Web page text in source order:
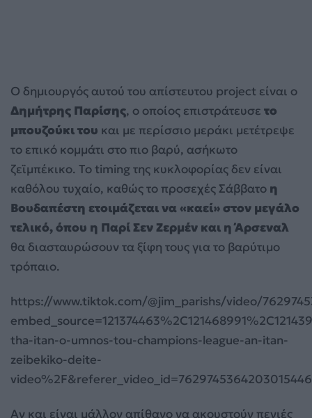
Ο δημιουργός αυτού του απίστευτου project είναι ο
Δημήτρης Παρίσης, ο οποίος επιστράτευσε το
μπουζούκι του και με περίσσιο μεράκι μετέτρεψε
το επικό κομμάτι στο πιο βαρύ, ασήκωτο
ζεϊμπέκικο. Το timing της κυκλοφορίας δεν είναι
καθόλου τυχαίο, καθώς το προσεχές Σάββατο η
Βουδαπέστη ετοιμάζεται να «καεί» στον μεγάλο
τελικό, όπου η Παρί Σεν Ζερμέν και η Άρσεναλ
θα διασταυρώσουν τα ξίφη τους για το βαρύτιμο
τρόπαιο.
https://www.tiktok.com/@jim_parishs/video/
tha-itan-o-umnos-tou-champions-league-an-itan-
zeibekiko-deite-
video%2F&referer_video_id=7629745364203015446
Αν και είναι μάλλον απίθανο να ακουστούν πενιές